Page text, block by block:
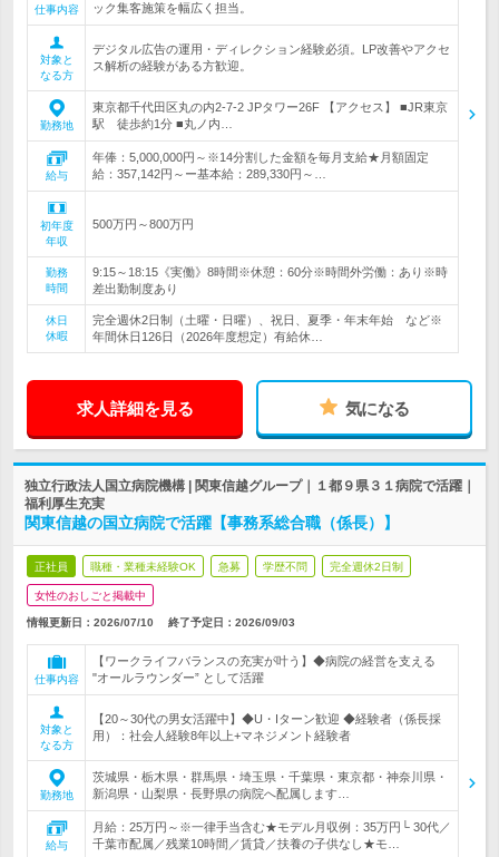
仕事内容
ック集客施策を幅広く担当。
対象と
なる方
デジタル広告の運用・ディレクション経験必須。LP改善やアクセ
ス解析の経験がある方歓迎。
勤務地
東京都千代田区丸の内2-7-2 JPタワー26F 【アクセス】 ■JR東京
駅 徒歩約1分 ■丸ノ内…
給与
年俸：5,000,000円～※14分割した金額を毎月支給★月額固定
給：357,142円～ー基本給：289,330円～…
初年度
年収
500万円～800万円
勤務
時間
9:15～18:15《実働》8時間※休憩：60分※時間外労働：あり※時
差出勤制度あり
休日
休暇
完全週休2日制（土曜・日曜）、祝日、夏季・年末年始 など※
年間休日126日（2026年度想定）有給休…
求人詳細を見る 気になる
独立行政法人国立病院機構 | 関東信越グループ｜１都９県３１病院で活躍｜
福利厚生充実
関東信越の国立病院で活躍【事務系総合職（係長）】
正社員 職種・業種未経験OK 急募 学歴不問 完全週休2日制
女性のおしごと掲載中
情報更新日：2026/07/10 終了予定日： 2026/09/03
仕事内容
【ワークライフバランスの充実が叶う】◆病院の経営を支える
"オールラウンダー” として活躍
対象と
なる方
【20～30代の男女活躍中】◆U・Iターン歓迎 ◆経験者（係長採
用）：社会人経験8年以上+マネジメント経験者
勤務地
茨城県・栃木県・群馬県・埼玉県・千葉県・東京都・神奈川県・
新潟県・山梨県・長野県の病院へ配属します…
給与
月給：25万円～※一律手当含む★モデル月収例：35万円└ 30代／
千葉市配属／残業10時間／賃貸／扶養の子供なし★モ…